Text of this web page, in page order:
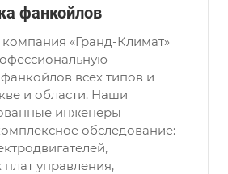
фанкойлов
«Гранд-Климат»
всех типов и
и области. Наши
инженеры
обследование:
управления,